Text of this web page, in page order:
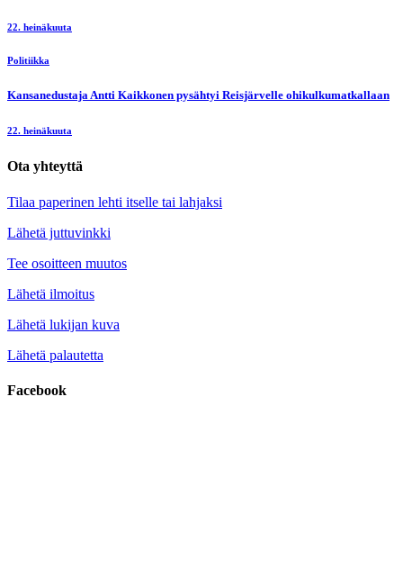
22. heinäkuuta
Politiikka
Kansanedustaja Antti Kaikkonen pysähtyi Reisjärvelle ohikulkumatkallaan
22. heinäkuuta
Ota yhteyttä
Tilaa paperinen lehti itselle tai lahjaksi
Lähetä juttuvinkki
Tee osoitteen muutos
Lähetä ilmoitus
Lähetä lukijan kuva
Lähetä palautetta
Facebook